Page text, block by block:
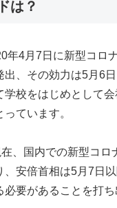
は？
年4月7日に新型コロ
出、その効力は5月6
学校をはじめとして
ています。
、国内での新型コロ
、安倍首相は5月7日
要があることを打ち